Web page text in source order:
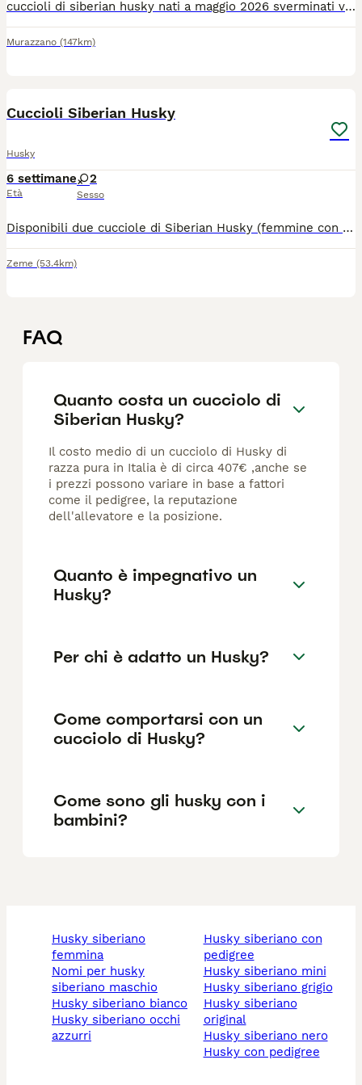
cuccioli di siberian husky nati a maggio 2026 sverminati vaccinati con microchip e pedigree enci, genitori entrambi visibili e di proprietà.Per venirci a trovare e aggiornamenti fotografici scrivi al 3381340450
Murazzano (147km)
Cuccioli Siberian Husky
Husky
6 settimane
Età
2
Sesso
Disponibili due cucciole di Siberian Husky (femmine con pelo light red). Nate il 22/06/2026,potrenno essere portate a casa dal 23/08/2026. Al ritiro le cucciole avranno microchip un vaccino e tre cicli completi di sverminazione. Genitori visibili. Per maggiori informazioni Cell:3807766436
Zeme (53.4km)
FAQ
Quanto costa un cucciolo di
Siberian Husky?
Il costo medio di un cucciolo di Husky di
razza pura in Italia è di circa 407€ ,anche se
i prezzi possono variare in base a fattori
come il pedigree, la reputazione
dell'allevatore e la posizione.
Quanto è impegnativo un
Husky?
Per chi è adatto un Husky?
Come comportarsi con un
cucciolo di Husky?
Come sono gli husky con i
bambini?
husky siberiano
femmina
nomi per husky
siberiano maschio
husky siberiano bianco
husky siberiano occhi
azzurri
husky siberiano con
pedigree
husky siberiano mini
husky siberiano grigio
husky siberiano
original
husky siberiano nero
husky con pedigree